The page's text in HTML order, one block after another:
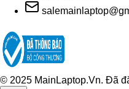
© 2025 MainLaptop.Vn. Đã